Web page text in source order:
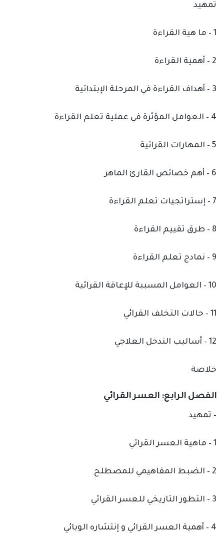
تمهيد
1 – ما هية القراءة
2 – أهمية القراءة
3 – أهداف القراءة في المرحلة الإبتدائية
4 – العوامل المؤثرة في عملية تعلم القراءة
5 – المهارات القرائية
6 – أهم خصائص القارئ الماهر
7 – إستراتجيات تعلم القراءة
8 – طرق تقييم القراءة
9 – نمادج تعلم القراءة
10 – العوامل المسببة للإعاقة القرائية
11 – حالات التخلف القرائي
12 – أساليب التدخل العلاجي
خلاصة
الفصل الرابع: العسر القرائي
– تمهيد
1 – ماهية العسر القرائي
2 – الضبط المفاهيمي للمصطلح
3 – التطور التاريخي للعسر القرائي
4 – أهمية العسر القرائي و إنتشاره الوبائي